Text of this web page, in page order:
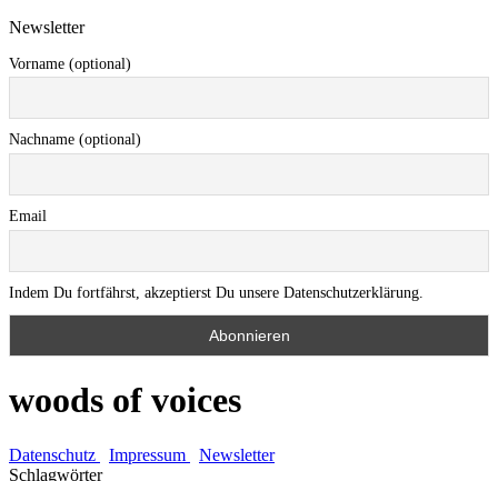
Newsletter
Vorname (optional)
Nachname (optional)
Email
Indem Du fortfährst, akzeptierst Du unsere Datenschutzerklärung.
woods of voices
Datenschutz Impressum
Newsletter
Schlagwörter